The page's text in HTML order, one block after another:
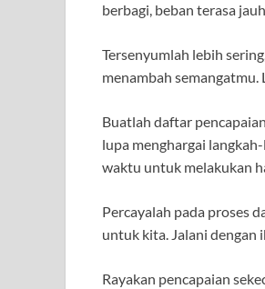
berbagi, beban terasa
Tersenyumlah lebih
menambah
Buatlah daftar
lupa menghargai
waktu untuk melakukan
Percayalah pada proses
untuk kita. Jalani dengan
Rayakan pencapaian